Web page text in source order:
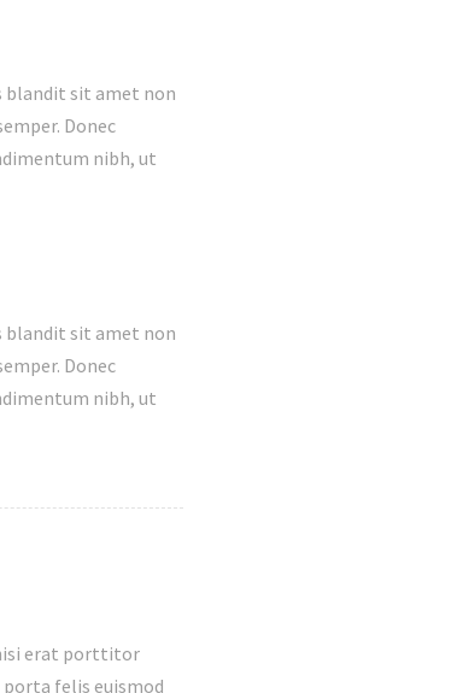
blandit sit amet non
Donec
nibh, ut
blandit sit amet non
Donec
nibh, ut
erat porttitor
porta felis euismod